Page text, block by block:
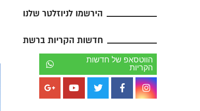
הירשמו לניוזלטר שלנו
חדשות הקריות ברשת
הווטסאפ של חדשות
הקריות